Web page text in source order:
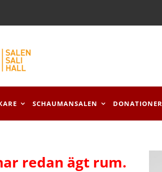
SCHAUMANSALEN DONATIONER
redan ägt rum.